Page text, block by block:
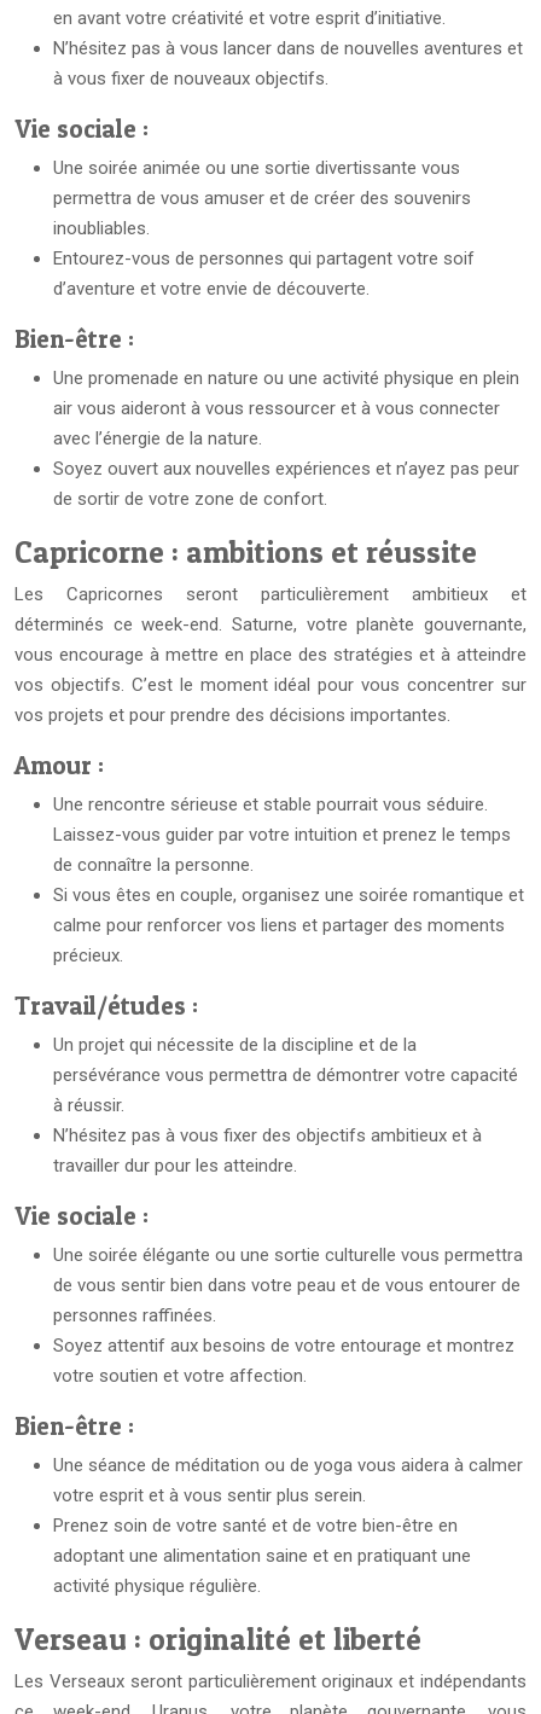
en avant votre créativité et votre esprit d’initiative.
N’hésitez pas à vous lancer dans de nouvelles aventures et
à vous fixer de nouveaux objectifs.
Vie sociale :
Une soirée animée ou une sortie divertissante vous
permettra de vous amuser et de créer des souvenirs
inoubliables.
Entourez-vous de personnes qui partagent votre soif
d’aventure et votre envie de découverte.
Bien-être :
Une promenade en nature ou une activité physique en plein
air vous aideront à vous ressourcer et à vous connecter
avec l’énergie de la nature.
Soyez ouvert aux nouvelles expériences et n’ayez pas peur
de sortir de votre zone de confort.
Capricorne : ambitions et réussite
Les Capricornes seront particulièrement ambitieux et
déterminés ce week-end. Saturne, votre planète gouvernante,
vous encourage à mettre en place des stratégies et à atteindre
vos objectifs. C’est le moment idéal pour vous concentrer sur
vos projets et pour prendre des décisions importantes.
Amour :
Une rencontre sérieuse et stable pourrait vous séduire.
Laissez-vous guider par votre intuition et prenez le temps
de connaître la personne.
Si vous êtes en couple, organisez une soirée romantique et
calme pour renforcer vos liens et partager des moments
précieux.
Travail/études :
Un projet qui nécessite de la discipline et de la
persévérance vous permettra de démontrer votre capacité
à réussir.
N’hésitez pas à vous fixer des objectifs ambitieux et à
travailler dur pour les atteindre.
Vie sociale :
Une soirée élégante ou une sortie culturelle vous permettra
de vous sentir bien dans votre peau et de vous entourer de
personnes raffinées.
Soyez attentif aux besoins de votre entourage et montrez
votre soutien et votre affection.
Bien-être :
Une séance de méditation ou de yoga vous aidera à calmer
votre esprit et à vous sentir plus serein.
Prenez soin de votre santé et de votre bien-être en
adoptant une alimentation saine et en pratiquant une
activité physique régulière.
Verseau : originalité et liberté
Les Verseaux seront particulièrement originaux et indépendants